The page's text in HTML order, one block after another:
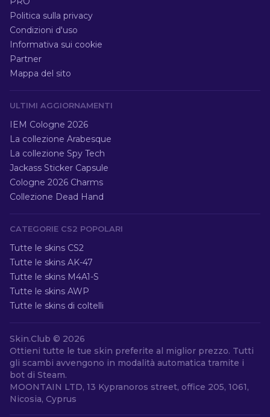
Politica sulla privacy
Condizioni d'uso
Informativa sui cookie
Partner
Mappa del sito
ULTIMI AGGIORNAMENTI
IEM Cologne 2026
La collezione Arabesque
La collezione Spy Tech
Jackass Sticker Capsule
Cologne 2026 Charms
Collezione Dead Hand
CATEGORIE CS2 POPOLARI
Tutte le skins CS2
Tutte le skins AK-47
Tutte le skins M4A1-S
Tutte le skins AWP
Tutte le skins di coltelli
Skin.Club © 2026
Ottieni tutte le tue skin preferite al miglior prezzo. Tutti
gli scambi avvengono in modalità automatica tramite i
bot di Steam.
MOONTAIN LTD, 13 Kypranoros street, office 205, 1061,
Nicosia, Cyprus